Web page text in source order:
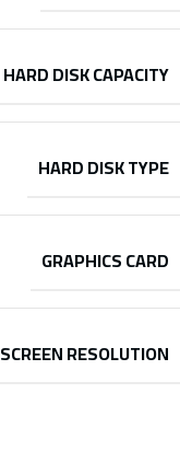
HARD DISK CAPACITY
HARD DISK TYPE
GRAPHICS CARD
SCREEN RESOLUTION